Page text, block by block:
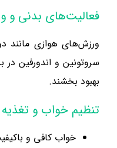
فعالیت‌های بدنی و
ورزش‌های هوازی مانند
سروتونین و اندورفین
بهبود بخشند.
تنظیم خواب و تغذیه
خواب کافی و